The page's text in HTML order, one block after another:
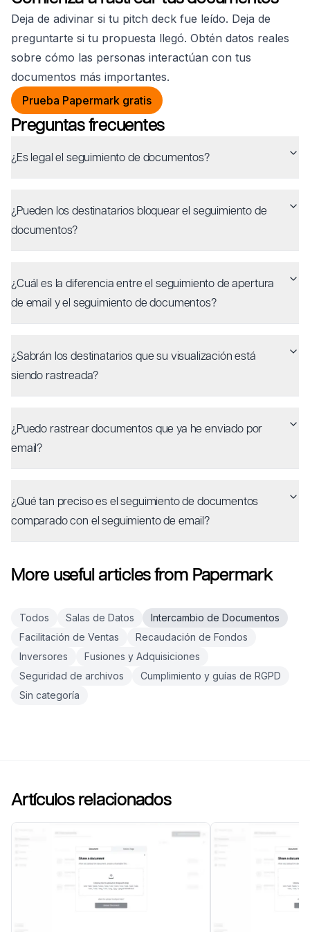
Deja de adivinar si tu pitch deck fue leído. Deja de
preguntarte si tu propuesta llegó. Obtén datos reales
sobre cómo las personas interactúan con tus
documentos más importantes.
Prueba Papermark gratis
Preguntas frecuentes
¿Es legal el seguimiento de documentos?
¿Pueden los destinatarios bloquear el seguimiento de
documentos?
¿Cuál es la diferencia entre el seguimiento de apertura
de email y el seguimiento de documentos?
¿Sabrán los destinatarios que su visualización está
siendo rastreada?
¿Puedo rastrear documentos que ya he enviado por
email?
¿Qué tan preciso es el seguimiento de documentos
comparado con el seguimiento de email?
More useful articles from Papermark
Todos Salas de Datos
Intercambio de Documentos
Facilitación de Ventas
Recaudación de Fondos
Inversores
Fusiones y Adquisiciones
Seguridad de archivos
Cumplimiento y guías de RGPD
Sin categoría
Artículos relacionados